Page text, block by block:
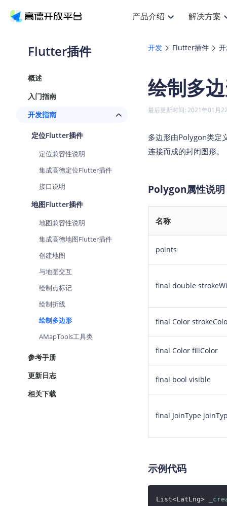
产品介绍
产品介绍 搜索定位
HOT
位置、周边、行政区、ID等查询接
JS Android iOS
基于LBS的定位服务
Android iOS
地理围栏
天气查询
查询目标区域当前/未来天气
智能硬件定位
通过基站、Wifi获取位置信息
解决方案
解决方案 提供LBS领域的Agent解决方案
提供智能守护与运动出行解决方案
智能眼镜实时导航及智慧出行解决
世界地图 NEW
NEW
提供手机银行APP地图应用
文档与支持 API
Web高级服务API 数
地
定价 产品定价
技术服务许可 企
Android定位
浏览器定位
自定义地图 7
Flutter插件
概述
入门指南
开发指南
定位Flutter插件
定位兼容性说明
集成高德定位Flutter插件
接口说明
地图Flutter插件
地图兼容性说明
集成高德地图Flutter插件
创建地图
与地图交互
绘制点标记
绘制折线
绘制多边形
AMapTools工具类
参考手册
更新日志
相关下载
开发 Flutter插件
绘制多
最后更新时间: 2021年01月
多边形由Polygon类定
连接而成的封闭图形。
Polygon属性说明
名称
points
final double
final Color
final Color fillColor
final bool visible
final JoinType
示例代码
List<LatLng>